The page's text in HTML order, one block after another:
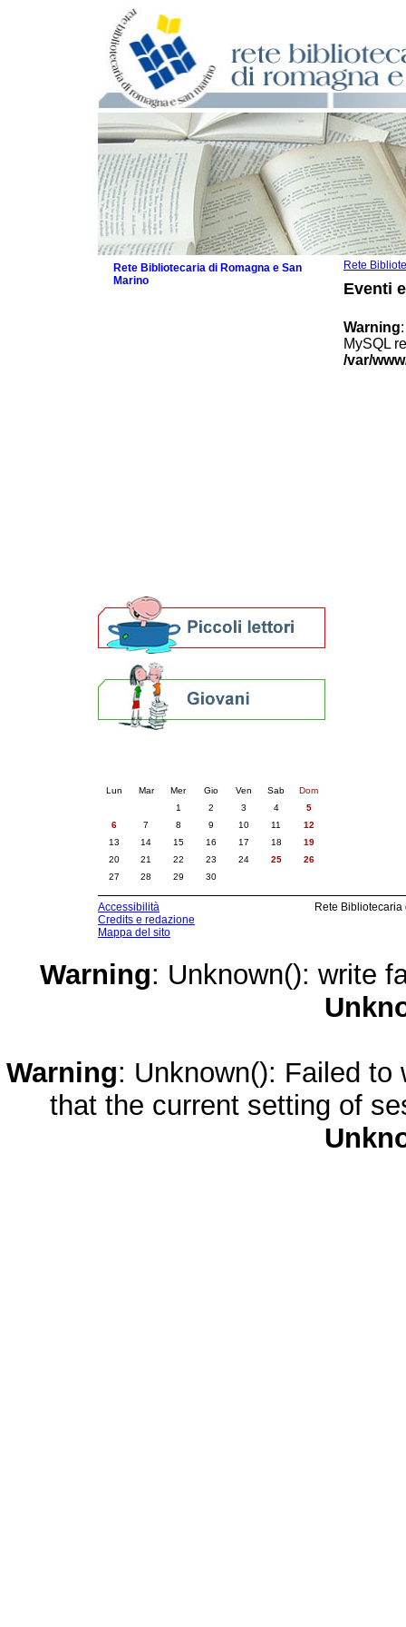
Rete
Eventi
Warning
MySQL
/var/
Rete Bibliotecaria di Romagna e San
Marino
Lun Mar Mer Gio Ven Sab
Dom
1
2 3 4
5
6
7 8 9 10 11
12
13
14 15 16 17 18
19
20
21 22 23 24 25
26
27
28 29 30
Accessibilità
Credits e redazione
Mappa del sito
Rete
Warning: Unknown(): write
Warning: Unknown(): Failed
that the current setting of